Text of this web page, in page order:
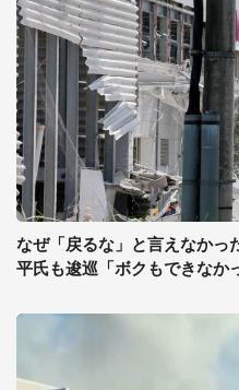
なぜ「戻るな」と言えなかっ
平氏も逡巡「ボクもできなか